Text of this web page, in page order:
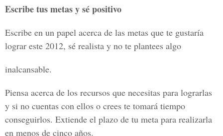
Escribe tus metas y sé positivo
Escribe en un papel acerca de las metas que te gustaría
lograr este 2012, sé realista y no te plantees algo
inalcansable.
Piensa acerca de los recursos que necesitas para lograrlas
y si no cuentas con ellos o crees te tomará tiempo
conseguirlos. Extiende el plazo de tu meta para realizarla
en menos de cinco años.